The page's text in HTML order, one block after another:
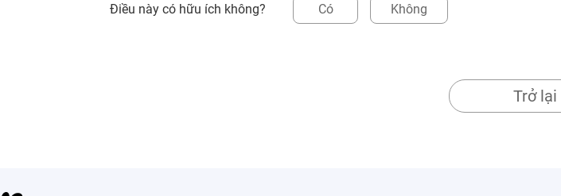
Điều này có hữu ích không? Có Không
Trở lại